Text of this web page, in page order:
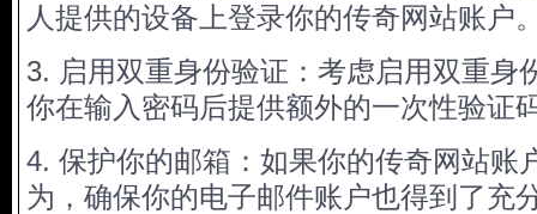
人提供的设备上登录你的传奇网站账户
3. 启用双重身份验证：考虑启用双重身
你在输入密码后提供额外的一次性验证
4. 保护你的邮箱：如果你的传奇网站账
为，确保你的电子邮件账户也得到了充